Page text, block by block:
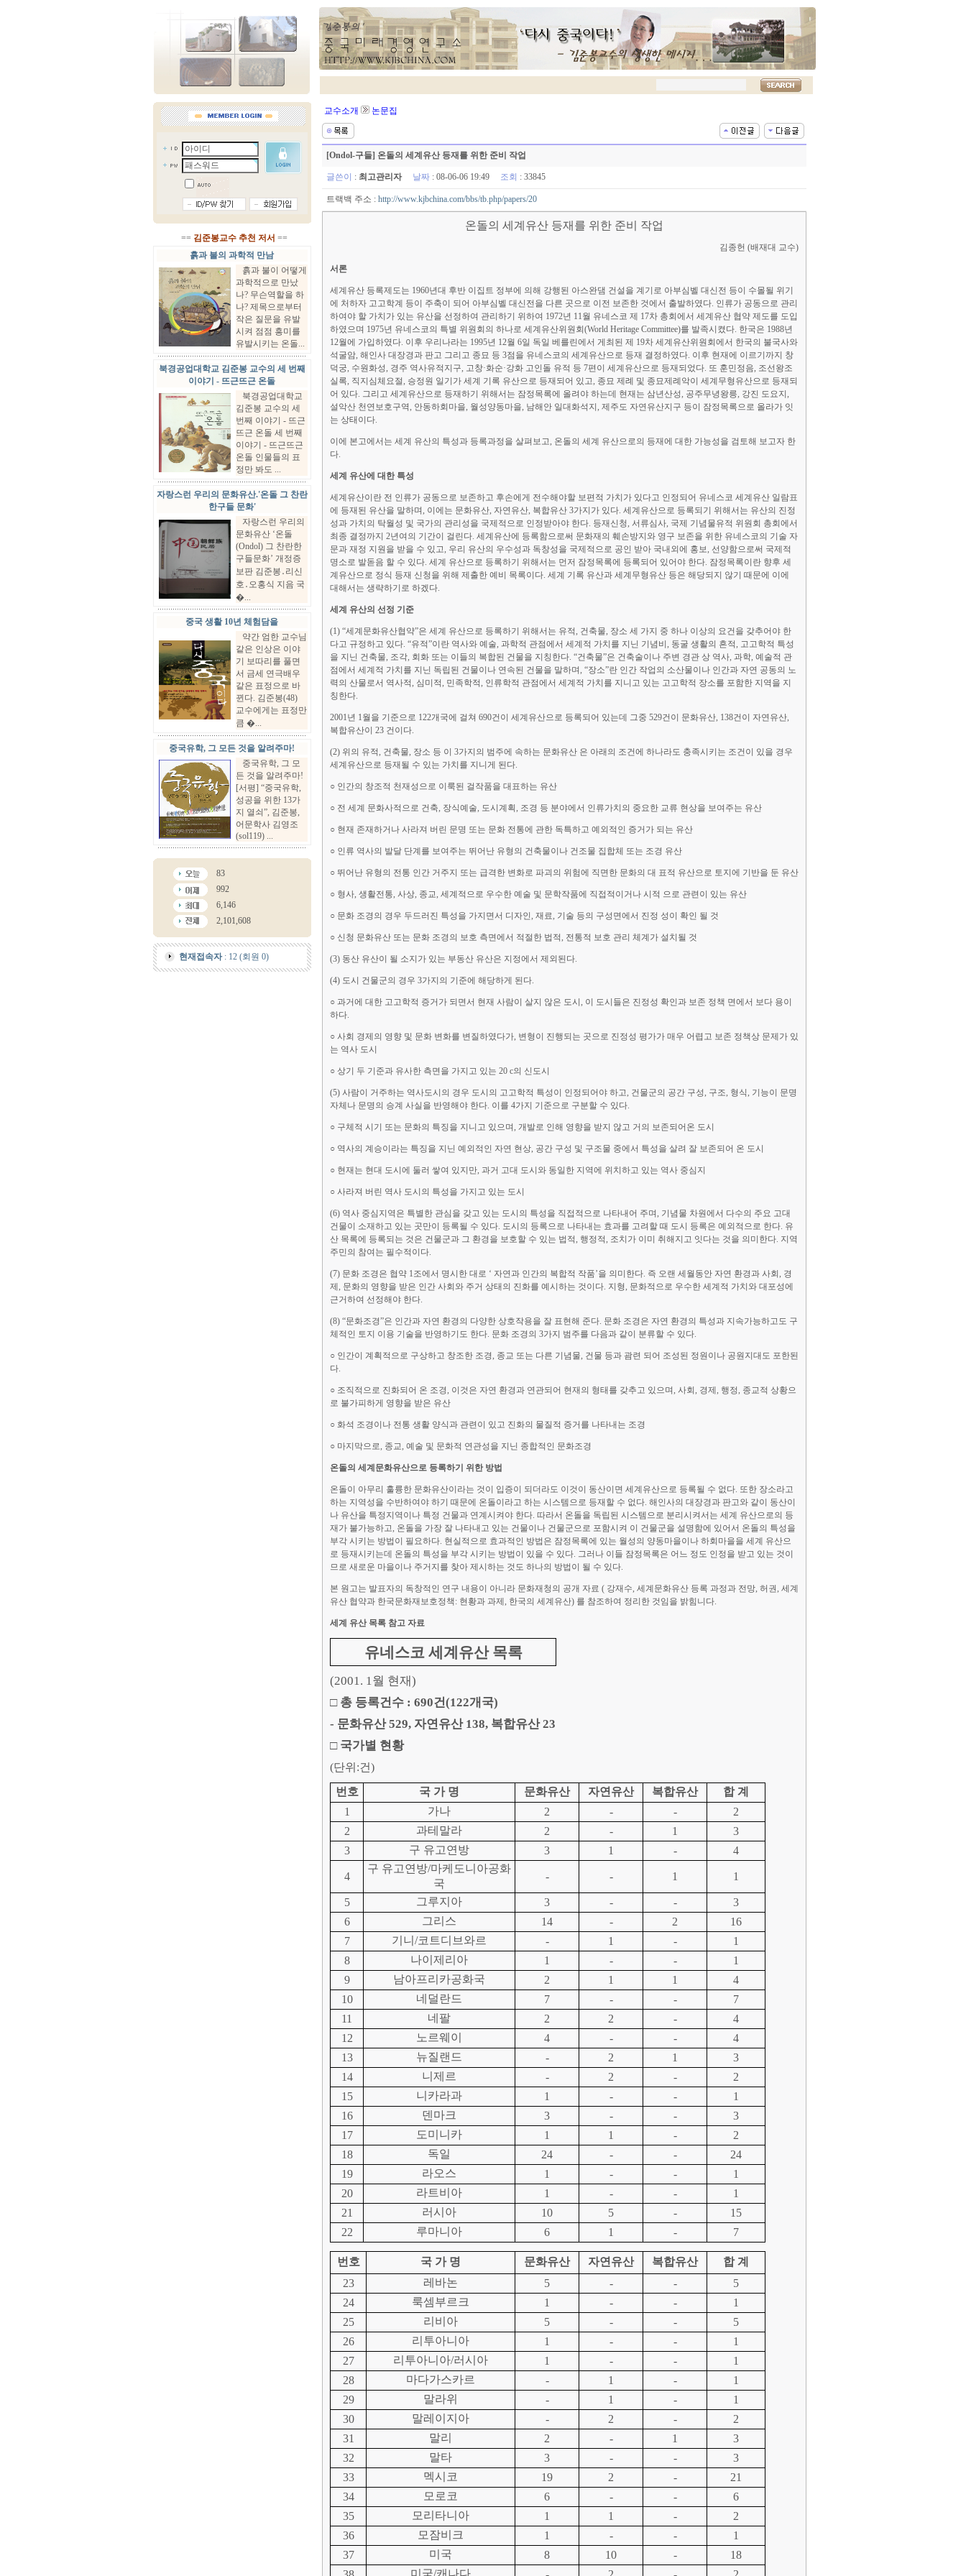
== 김준봉교수 추천 저서 ==
흙과 불의 과학적 만남
흙과 불이 어떻게
과학적으로 만났
나? 무슨역할을 하
나? 제목으로부터
작은 질문을 유발
시켜 점점 흥미를
유발시키는 온돌...
북경공업대학교 김준봉 교수의 세 번째
이야기 - 뜨근뜨근 온돌
북경공업대학교
김준봉 교수의 세
번째 이야기 - 뜨근
뜨근 온돌 세 번째
이야기 - 뜨근뜨근
온돌 인물들의 표
정만 봐도 ...
자랑스런 우리의 문화유산.'온돌 그 찬란
한구들 문화'
자랑스런 우리의
문화유산 ‘온돌
(Ondol) 그 찬란한
구들문화’ 개정증
보판 김준봉․리신
호․오홍식 지음 국
�...
중국 생활 10년 체험담을
약간 엄한 교수님
같은 인상은 이야
기 보따리를 풀면
서 금세 연극배우
같은 표정으로 바
뀐다. 김준봉(48)
교수에게는 표정만
큼 �...
중국유학, 그 모든 것을 알려주마!
중국유학, 그 모
든 것을 알려주마!
[서평] “중국유학,
성공을 위한 13가
지 열쇠”, 김준봉,
어문학사 김영조
(sol119) ...
83
992
6,146
2,101,608
현재접속자: 12 (회원 0)
교수소개 논문집
[Ondol-구들] 온돌의 세계유산 등재를 위한 준비 작업
글쓴이 : 최고관리자 날짜 : 08-06-06 19:49 조회 : 33845
트랙백 주소 : http://www.kjbchina.com/bbs/tb.php/papers/20
온돌의 세계유산 등재를 위한 준비 작업
김종헌 (배재대 교수)
서론
세계유산 등록제도는 1960년대 후반 이집트 정부에 의해 강행된 아스완댐 건설을 계기로 아부심벨 대신전 등이 수몰될 위기
에 처하자 고고학계 등이 주축이 되어 아부심벨 대신전을 다른 곳으로 이전 보존한 것에서 출발하였다. 인류가 공동으로 관리
하여야 할 가치가 있는 유산을 선정하여 관리하기 위하여 1972년 11월 유네스코 제 17차 총회에서 세계유산 협약 제도를 도입
하였으며 1975년 유네스코의 특별 위원회의 하나로 세계유산위원회(World Heritage Committee)를 발족시켰다. 한국은 1988년
12월에 가입하였다. 이후 우리나라는 1995년 12월 6일 독일 베를린에서 게최된 제 19차 세계유산위원회에서 한국의 불국사와
석굴암, 해인사 대장경과 판고 그리고 종묘 등 3점을 유네스코의 세계유산으로 등재 결정하였다. 이후 현재에 이르기까지 창
덕궁, 수원화성, 경주 역사유적지구, 고창·화순·강화 고인돌 유적 등 7편이 세계유산으로 등재되었다. 또 훈민정음, 조선왕조
실록, 직지심체요절, 승정원 일기가 세계 기록 유산으로 등재되어 있고, 종묘 제례 및 종묘제례악이 세계무형유산으로 등재되
어 있다. 그리고 세계유산으로 등재하기 위해서는 잠정목록에 올려야 하는데 현재는 삼년산성, 공주무녕왕릉, 강진 도요지,
설악산 천연보호구역, 안동하회마을, 월성양동마을, 남해안 일대화석지, 제주도 자연유산지구 등이 잠정목록으로 올라가 잇
는 상태이다.
이에 본고에서는 세계 유산의 특성과 등록과정을 살펴보고, 온돌의 세계 유산으로의 등재에 대한 가능성을 검토해 보고자 한
다.
세계 유산에 대한 특성
세계유산이란 전 인류가 공동으로 보존하고 후손에게 전수해야할 보편적 가치가 있다고 인정되어 유네스코 세계유산 일람표
에 등재된 유산을 말하며, 이에는 문화유산, 자연유산, 복합유산 3가지가 있다. 세계유산으로 등록되기 위해서는 유산의 진정
성과 가치의 탁월성 및 국가의 관리성을 국제적으로 인정받아야 한다. 등재신청, 서류심사, 국제 기념물유적 위원회 총회에서
최종 결정까지 2년여의 기간이 걸린다. 세계유산에 등록함으로써 문화재의 훼손방지와 영구 보존을 위한 유네스코의 기술 자
문과 재정 지원을 받을 수 있고, 우리 유산의 우수성과 독창성을 국제적으로 공인 받아 국내외에 홍보, 선양함으로써 국제적
명소로 발돋음 할 수 있다. 세계 유산으로 등록하기 위해서는 먼저 잠정목록에 등록되어 있어야 한다. 잠정목록이란 향후 세
계유산으로 정식 등재 신청을 위해 제출한 예비 목록이다. 세계 기록 유산과 세계무형유산 등은 해당되지 않기 때문에 이에
대해서는 생략하기로 하겠다.
세계 유산의 선정 기준
(1) “세계문화유산협약”은 세계 유산으로 등록하기 위해서는 유적, 건축물, 장소 세 가지 중 하나 이상의 요건을 갖추어야 한
다고 규정하고 있다. “유적”이란 역사와 예술, 과학적 관점에서 세계적 가치를 지닌 기념비, 동굴 생활의 흔적, 고고학적 특성
을 지닌 건축물, 조각, 회화 또는 이들의 복합된 건물을 지칭한다. “건축물”은 건축술이나 주변 경관 상 역사, 과학, 예술적 관
점에서 세계적 가치를 지닌 독립된 건물이나 연속된 건물을 말하며, “장소”란 인간 작업의 소산물이나 인간과 자연 공동의 노
력의 산물로서 역사적, 심미적, 민족학적, 인류학적 관점에서 세계적 가치를 지니고 있는 고고학적 장소를 포함한 지역을 지
칭한다.
2001년 1월을 기준으로 122개국에 걸쳐 690건이 세계유산으로 등록되어 있는데 그중 529건이 문화유산, 138건이 자연유산,
복합유산이 23 건이다.
(2) 위의 유적, 건축물, 장소 등 이 3가지의 범주에 속하는 문화유산 은 아래의 조건에 하나라도 충족시키는 조건이 있을 경우
세계유산으로 등재될 수 있는 가치를 지니게 된다.
○ 인간의 창조적 천재성으로 이룩된 걸작품을 대표하는 유산
○ 전 세계 문화사적으로 건축, 장식예술, 도시계획, 조경 등 분야에서 인류가치의 중요한 교류 현상을 보여주는 유산
○ 현재 존재하거나 사라져 버린 문명 또는 문화 전통에 관한 독특하고 예외적인 증거가 되는 유산
○ 인류 역사의 발달 단계를 보여주는 뛰어난 유형의 건축물이나 건조물 집합체 또는 조경 유산
○ 뛰어난 유형의 전통 인간 거주지 또는 급격한 변화로 파괴의 위험에 직면한 문화의 대 표적 유산으로 토지에 기반을 둔 유산
○ 형사, 생활전통, 사상, 종교, 세계적으로 우수한 예술 및 문학작품에 직접적이거나 시적 으로 관련이 있는 유산
○ 문화 조경의 경우 두드러진 특성을 가지면서 디자인, 재료, 기술 등의 구성면에서 진정 성이 확인 될 것
○ 신청 문화유산 또는 문화 조경의 보호 측면에서 적절한 법적, 전통적 보호 관리 체계가 설치될 것
(3) 동산 유산이 될 소지가 있는 부동산 유산은 지정에서 제외된다.
(4) 도시 건물군의 경우 3가지의 기준에 해당하게 된다.
○ 과거에 대한 고고학적 증거가 되면서 현재 사람이 살지 않은 도시, 이 도시들은 진정성 확인과 보존 정책 면에서 보다 용이
하다.
○ 사회 경제의 영향 및 문화 변화를 변질하였다가, 변형이 진행되는 곳으로 진정성 평가가 매우 어렵고 보존 정책상 문제가 있
는 역사 도시
○ 상기 두 기준과 유사한 측면을 가지고 있는 20 c의 신도시
(5) 사람이 거주하는 역사도시의 경우 도시의 고고학적 특성이 인정되어야 하고, 건물군의 공간 구성, 구조, 형식, 기능이 문명
자체나 문명의 승계 사실을 반영해야 한다. 이를 4가지 기준으로 구분할 수 있다.
○ 구체적 시기 또는 문화의 특징을 지니고 있으며, 개발로 인해 영향을 받지 않고 거의 보존되어온 도시
○ 역사의 계승이라는 특징을 지닌 예외적인 자연 현상, 공간 구성 및 구조물 중에서 특성을 살려 잘 보존되어 온 도시
○ 현재는 현대 도시에 둘러 쌓여 있지만, 과거 고대 도시와 동일한 지역에 위치하고 있는 역사 중심지
○ 사라져 버린 역사 도시의 특성을 가지고 있는 도시
(6) 역사 중심지역은 특별한 관심을 갖고 있는 도시의 특성을 직접적으로 나타내어 주며, 기념물 차원에서 다수의 주요 고대
건물이 소재하고 있는 곳만이 등록될 수 있다. 도시의 등록으로 나타내는 효과를 고려할 때 도시 등록은 예외적으로 한다. 유
산 목록에 등록되는 것은 건물군과 그 환경을 보호할 수 있는 법적, 행정적, 조치가 이미 취해지고 잇다는 것을 의미한다. 지역
주민의 참여는 필수적이다.
(7) 문화 조경은 협약 1조에서 명시한 대로 ‘ 자연과 인간의 복합적 작품’을 의미한다. 즉 오랜 세월동안 자연 환경과 사회, 경
제, 문화의 영향을 받은 인간 사회와 주거 상태의 진화를 예시하는 것이다. 지형, 문화적으로 우수한 세계적 가치와 대포성에
근거하여 선정해야 한다.
(8) “문화조경”은 인간과 자연 환경의 다양한 상호작용을 잘 표현해 준다. 문화 조경은 자연 환경의 특성과 지속가능하고도 구
체적인 토지 이용 기술을 반영하기도 한다. 문화 조경의 3가지 범주를 다음과 같이 분류할 수 있다.
○ 인간이 계획적으로 구상하고 창조한 조경, 종교 또는 다른 기념물, 건물 등과 괌련 되어 조성된 정원이나 공원지대도 포한된
다.
○ 조직적으로 진화되어 온 조경, 이것은 자연 환경과 연관되어 현재의 형태를 갖추고 있으며, 사회, 경제, 행정, 종교적 상황으
로 불가피하게 영향을 받은 유산
○ 화석 조경이나 전통 생활 양식과 관련이 있고 진화의 물질적 증거를 나타내는 조경
○ 마지막으로, 종교, 예술 및 문화적 연관성을 지닌 종합적인 문화조경
온돌의 세계문화유산으로 등록하기 위한 방법
온돌이 아무리 훌륭한 문화유산이라는 것이 입증이 되더라도 이것이 동산이면 세계유산으로 등록될 수 없다. 또한 장소라고
하는 지역성을 수반하여야 하기 때문에 온돌이라고 하는 시스템으로 등재할 수 없다. 해인사의 대장경과 판고와 같이 동산이
나 유산을 특정지역이나 특정 건물과 연계시켜야 한다. 따라서 온돌을 독립된 시스템으로 분리시켜서는 세계 유산으로의 등
재가 불가능하고, 온돌을 가장 잘 나타내고 있는 건물이나 건물군으로 포함시켜 이 건물군을 설명함에 있어서 온돌의 특성을
부각 시키는 방법이 필요하다. 현실적으로 효과적인 방법은 잠정목록에 있는 월성의 양동마을이나 하회마을을 세계 유산으
로 등재시키는데 온돌의 특성을 부각 시키는 방법이 있을 수 있다. 그러나 이들 잠정목록은 어느 정도 인정을 받고 있는 것이
므로 새로운 마을이나 주거지를 찾아 제시하는 것도 하나의 방법이 될 수 있다.
본 원고는 발표자의 독창적인 연구 내용이 아니라 문화재청의 공개 자료 ( 강재수, 세계문화유산 등록 과정과 전망, 허권, 세계
유산 협약과 한국문화재보호정책: 현황과 과제, 한국의 세계유산) 를 참조하여 정리한 것임을 밝힘니다.
세계 유산 목록 참고 자료
유네스코 세계유산 목록
(2001. 1월 현재)
□ 총 등록건수 : 690건(122개국)
- 문화유산 529, 자연유산 138, 복합유산 23
□ 국가별 현황
(단위:건)
번호
국 가 명 문화유산 자연유산 복합유산
합 계
1
가나 2 - -
2
2
과테말라 2 - 1
3
3
구 유고연방 3 1 - 4
4
구 유고연방/마케도니아공화
국
- - 1 1
5 그루지아 3 - -
3
6
그리스 14 - 2
16
7
기니/코트디브와르 - 1 -
1
8
나이제리아 1 - -
1
9
남아프리카공화국 2 1 1
4
10
네덜란드 7 - -
7
11
네팔 2 2 -
4
12
노르웨이 4 - -
4
13
뉴질랜드 - 2 1
3
14
니제르 - 2 -
2
15
니카라과 1 - -
1
16
덴마크 3 - -
3
17
도미니카 1 1 -
2
18
독일 24 - -
24
19
라오스 1 - -
1
20
라트비아 1 - -
1
21
러시아 10 5 -
15
22
루마니아 6 1 - 7
번호 국 가 명 문화유산 자연유산 복합유산
합 계
23
레바논 5 - -
5
24
룩셈부르크 1 - -
1
25
리비아 5 - -
5
26
리투아니아 1 - -
1
27
리투아니아/러시아 1 - -
1
28
마다가스카르 - 1 -
1
29
말라위 - 1 -
1
30
말레이지아 - 2 -
2
31
말리 2 - 1
3
32
말타 3 - -
3
33
멕시코 19 2 -
21
34
모로코 6 - -
6
35
모리타니아 1 1 -
2
36
모잠비크 1 - -
1
37
미국 8 10 -
18
미국/캐나다